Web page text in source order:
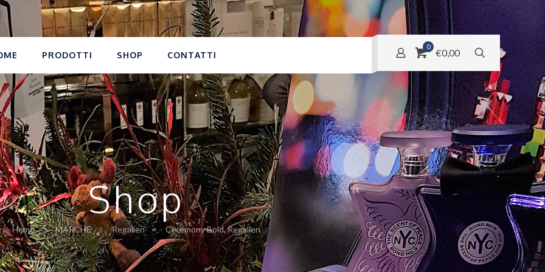
PRODOTTI SHOP CONTATTI
0
€0,00
Shop
Home MARCHE Regalien Ceremony Bold, Regalien